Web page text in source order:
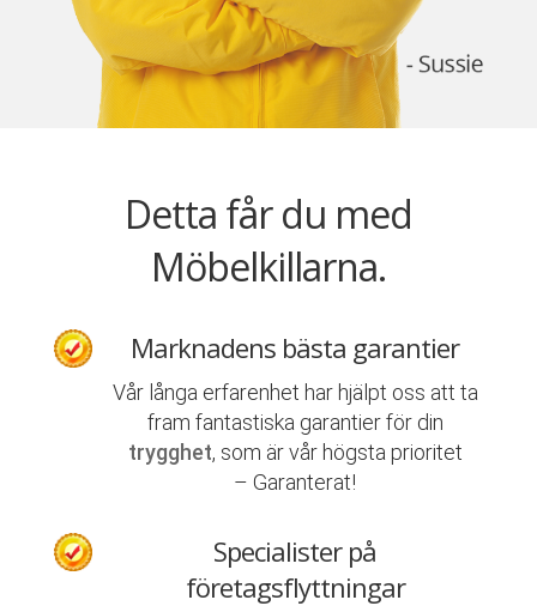
Detta får du med
Möbelkillarna.
Marknadens bästa garantier
Vår långa erfarenhet har hjälpt oss att ta
fram fantastiska garantier för din
trygghet, som är vår högsta prioritet
– Garanterat!
Specialister på
företagsflyttningar